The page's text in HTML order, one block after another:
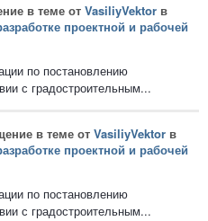
в теме от VasiliyVektor в
проектной и рабочей
по постановлению
с градостроительным...
в теме от VasiliyVektor в
проектной и рабочей
по постановлению
с градостроительным...